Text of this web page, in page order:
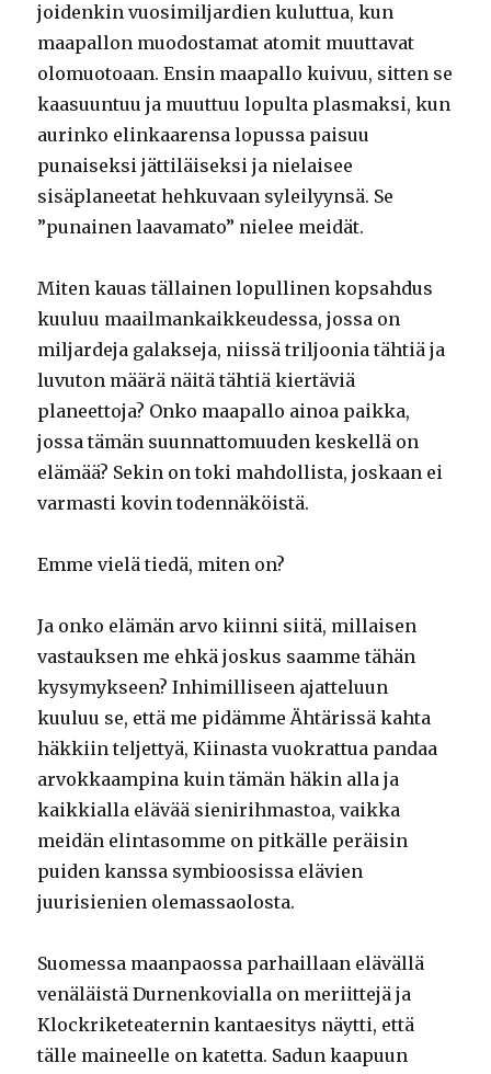
joidenkin vuosimiljardien kuluttua, kun
maapallon muodostamat atomit muuttavat
olomuotoaan. Ensin maapallo kuivuu, sitten se
kaasuuntuu ja muuttuu lopulta plasmaksi, kun
aurinko elinkaarensa lopussa paisuu
punaiseksi jättiläiseksi ja nielaisee
sisäplaneetat hehkuvaan syleilyynsä. Se
”punainen laavamato” nielee meidät.
Miten kauas tällainen lopullinen kopsahdus
kuuluu maailmankaikkeudessa, jossa on
miljardeja galakseja, niissä triljoonia tähtiä ja
luvuton määrä näitä tähtiä kiertäviä
planeettoja? Onko maapallo ainoa paikka,
jossa tämän suunnattomuuden keskellä on
elämää? Sekin on toki mahdollista, joskaan ei
varmasti kovin todennäköistä.
Emme vielä tiedä, miten on?
Ja onko elämän arvo kiinni siitä, millaisen
vastauksen me ehkä joskus saamme tähän
kysymykseen? Inhimilliseen ajatteluun
kuuluu se, että me pidämme Ähtärissä kahta
häkkiin teljettyä, Kiinasta vuokrattua pandaa
arvokkaampina kuin tämän häkin alla ja
kaikkialla elävää sienirihmastoa, vaikka
meidän elintasomme on pitkälle peräisin
puiden kanssa symbioosissa elävien
juurisienien olemassaolosta.
Suomessa maanpaossa parhaillaan elävällä
venäläistä Durnenkovialla on meriittejä ja
Klockriketeaternin kantaesitys näytti, että
tälle maineelle on katetta. Sadun kaapuun